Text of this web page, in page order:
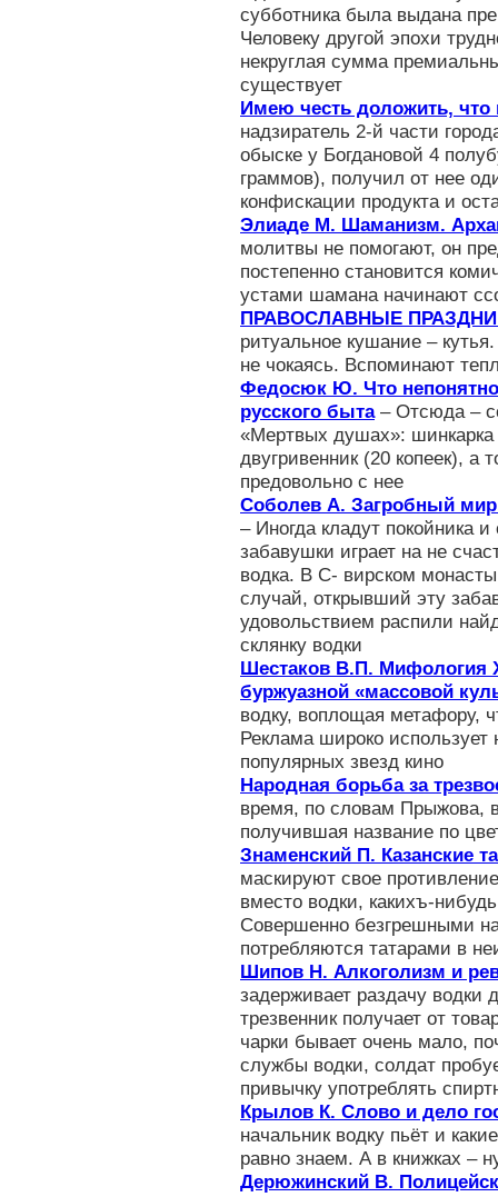
субботника была выдана
Человеку другой эпохи
некруглая сумма
существует
Имею честь доложить, что
надзиратель 2-й части
обыске у Богдановой 4
граммов), получил от нее
конфискации продукта и
Элиаде М. Шаманизм.
молитвы не помогают, он
постепенно становится
устами шамана начинают
ПРАВОСЛАВНЫЕ
ритуальное кушание –
не чокаясь. Вспоминают
Федосюк Ю. Что
русского быта– Отсюда –
«Мертвых душах»: шинкарка
двугривенник (20 копеек), а
предовольно с нее
Соболев А. Загробный мир
– Иногда кладут покойника
забавушки играет на не
водка. В С- вирском
случай, открывший эту
удовольствием распили
склянку водки
Шестаков В.П. Мифология
буржуазной «массовой
водку, воплощая метафору,
Реклама широко использует
популярных звезд кино
Народная борьба за
время, по словам Прыжова,
получившая название по
Знаменский П. Казанские
маскируют свое
вместо водки, какихъ-
Совершенно безгрешными
потребляются татарами в
Шипов Н. Алкоголизм и
задерживает раздачу
трезвенник получает от
чарки бывает очень мало,
службы водки, солдат
привычку употреблять
Крылов К. Слово и дело
начальник водку пьёт и
равно знаем. А в книжках –
Дерюжинский В.